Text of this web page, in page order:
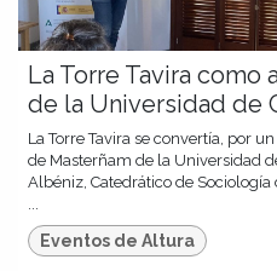
La Torre Tavira como
de la Universidad de
La Torre Tavira se convertía, por
de Masterñam de la Universidad
Albéniz, Catedrático de Sociología
Eventos de Altura